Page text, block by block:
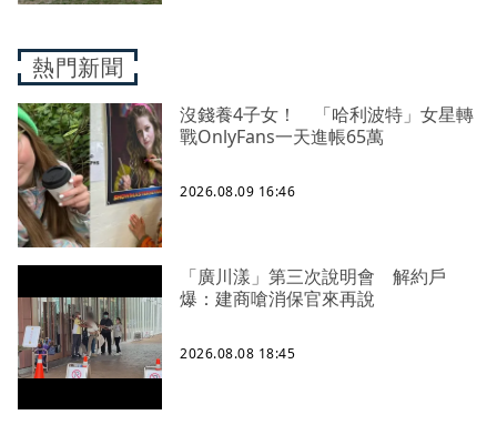
熱門新聞
沒錢養4子女！ 「哈利波特」女星轉
戰OnlyFans一天進帳65萬
2026.08.09 16:46
「廣川漾」第三次說明會 解約戶
爆：建商嗆消保官來再說
2026.08.08 18:45